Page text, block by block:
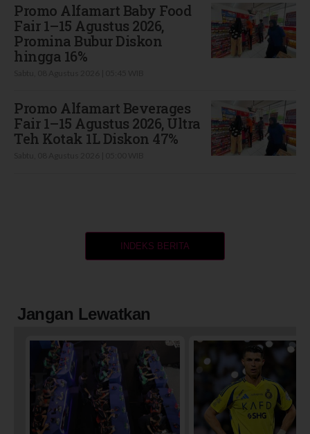
Promo Alfamart Baby Food
Fair 1–15 Agustus 2026,
Promina Bubur Diskon
hingga 16%
Promo Alfamart Beverages
Fair 1–15 Agustus 2026, Ultra
Teh Kotak 1L Diskon 47%
INDEKS BERITA
Jangan Lewatkan